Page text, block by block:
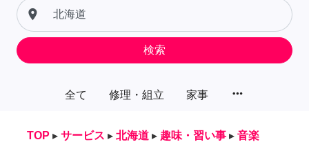
全て 修理・組立 家事 more_horiz
place
検索
TOP ▸ サービス ▸ 北海道 ▸ 趣味・習い事 ▸ 音楽